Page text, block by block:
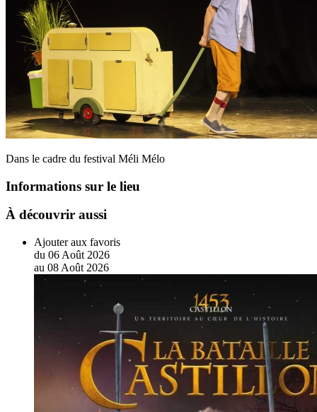
Dans le cadre du festival Méli Mélo
Informations sur le lieu
À découvrir aussi
Ajouter aux favoris
du 06 Août 2026
au 08 Août 2026